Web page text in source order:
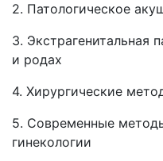
2. Патологическое
3. Экстрагенитальная
и родах
4. Хирургические
5. Современные
гинекологии